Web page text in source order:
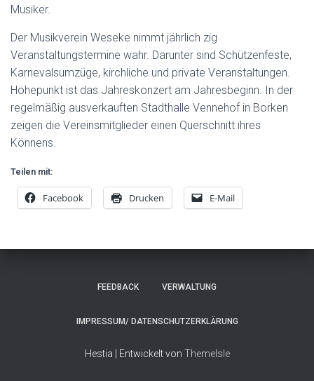
Musiker.
Der Musikverein Weseke nimmt jährlich zig
Veranstaltungstermine wahr. Darunter sind Schützenfeste,
Karnevalsumzüge, kirchliche und private Veranstaltungen.
Höhepunkt ist das Jahreskonzert am Jahresbeginn. In der
regelmäßig ausverkauften Stadthalle Vennehof in Borken
zeigen die Vereinsmitglieder einen Querschnitt ihres
Könnens.
Teilen mit:
Facebook Drucken E-Mail
FEEDBACK VERWALTUNG
IMPRESSUM/ DATENSCHUTZERKLÄRUNG
Hestia | Entwickelt von ThemeIsle